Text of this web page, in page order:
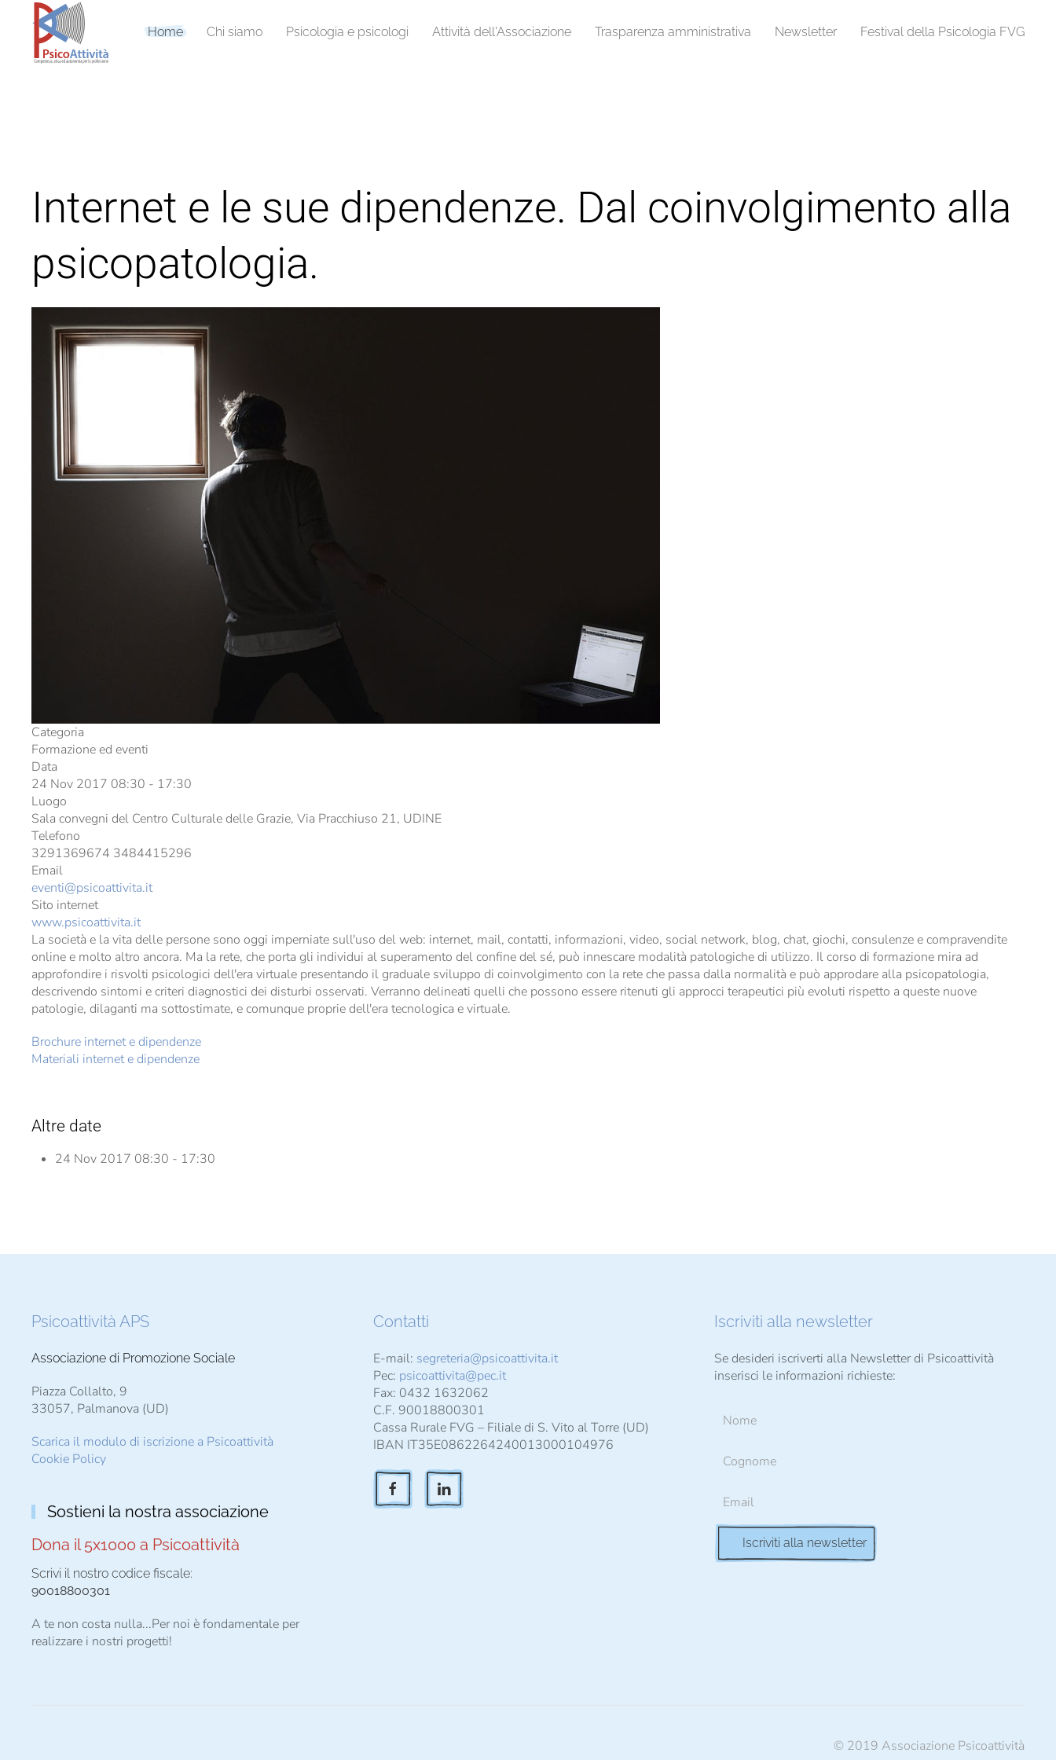
Home Chi siamo Psicologia e psicologi Attività dell'Associazione Trasparenza amministrativa Newsletter Festival della Psicologia FVG
Internet e le sue dipendenze. Dal coinvolgimento alla
psicopatologia.
Categoria
Formazione ed eventi
Data
24 Nov 2017 08:30 - 17:30
Luogo
Sala convegni del Centro Culturale delle Grazie, Via Pracchiuso 21, UDINE
Telefono
3291369674 3484415296
Email
eventi@psicoattivita.it
Sito internet
www.psicoattivita.it
La società e la vita delle persone sono oggi imperniate sull'uso del web: internet, mail, contatti, informazioni, video, social network, blog, chat, giochi, consulenze e compravendite
online e molto altro ancora. Ma la rete, che porta gli individui al superamento del confine del sé, può innescare modalità patologiche di utilizzo. Il corso di formazione mira ad
approfondire i risvolti psicologici dell'era virtuale presentando il graduale sviluppo di coinvolgimento con la rete che passa dalla normalità e può approdare alla psicopatologia,
descrivendo sintomi e criteri diagnostici dei disturbi osservati. Verranno delineati quelli che possono essere ritenuti gli approcci terapeutici più evoluti rispetto a queste nuove
patologie, dilaganti ma sottostimate, e comunque proprie dell'era tecnologica e virtuale.
Brochure internet e dipendenze
Materiali internet e dipendenze
Altre date
24 Nov 2017 08:30 - 17:30
Psicoattività APS
Associazione di Promozione Sociale
Piazza Collalto, 9
33057, Palmanova (UD)
Scarica il modulo di iscrizione a Psicoattività
Cookie Policy
Sostieni la nostra associazione
Dona il 5x1000 a Psicoattività
Scrivi il nostro codice fiscale:
90018800301
A te non costa nulla...Per noi è fondamentale per
realizzare i nostri progetti!
Contatti
E-mail: segreteria@psicoattivita.it
Pec: psicoattivita@pec.it
Fax: 0432 1632062
C.F. 90018800301
Cassa Rurale FVG – Filiale di S. Vito al Torre (UD)
IBAN IT35E0862264240013000104976
Iscriviti alla newsletter
Se desideri iscriverti alla Newsletter di Psicoattività
inserisci le informazioni richieste:
© 2019 Associazione Psicoattività